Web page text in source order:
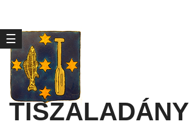
TISZALADÁNY
☰